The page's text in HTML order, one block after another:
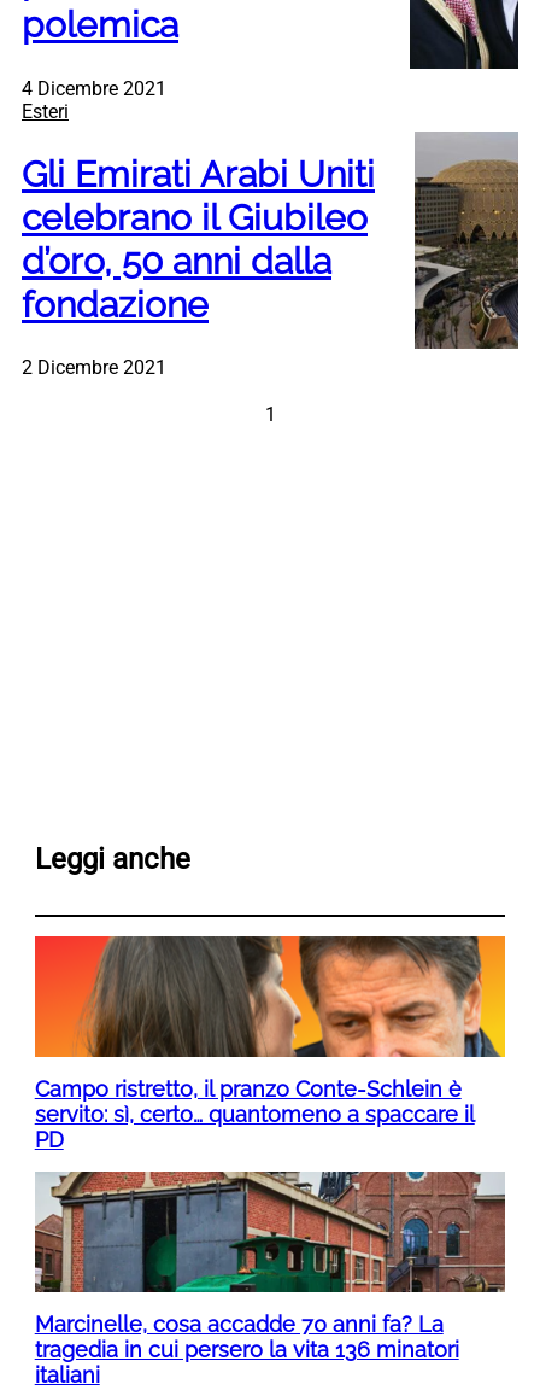
polemica
4 Dicembre 2021
Esteri
Gli Emirati Arabi Uniti
celebrano il Giubileo
d’oro, 50 anni dalla
fondazione
2 Dicembre 2021
1
Leggi anche
Campo ristretto, il pranzo Conte-Schlein è
servito: sì, certo… quantomeno a spaccare il
PD
Marcinelle, cosa accadde 70 anni fa? La
tragedia in cui persero la vita 136 minatori
italiani